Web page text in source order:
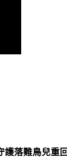
護落難鳥兒重